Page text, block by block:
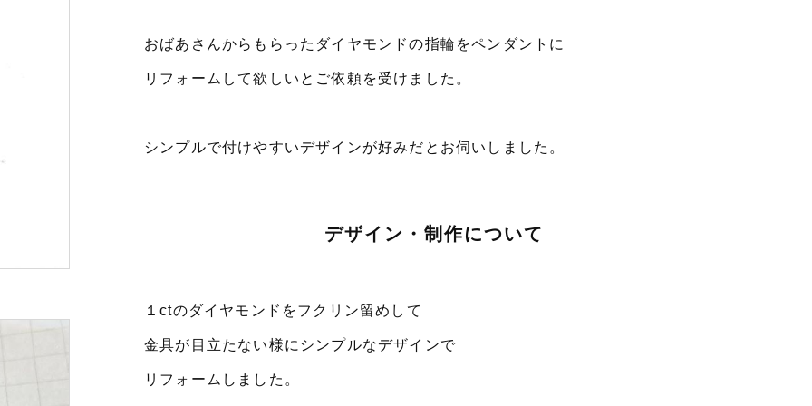
おばあさんからもらったダイヤモンドの指輪をペンダントに
リフォームして欲しいとご依頼を受けました。
シンプルで付けやすいデザインが好みだとお伺いしました。
デザイン・制作について
１ctのダイヤモンドをフクリン留めして
金具が目立たない様にシンプルなデザインで
リフォームしました。